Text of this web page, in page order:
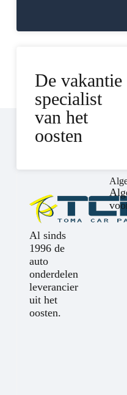
De vakantie
specialist
van het
oosten
Al sinds
1996 de
auto
onderdelen
leverancier
uit het
oosten.